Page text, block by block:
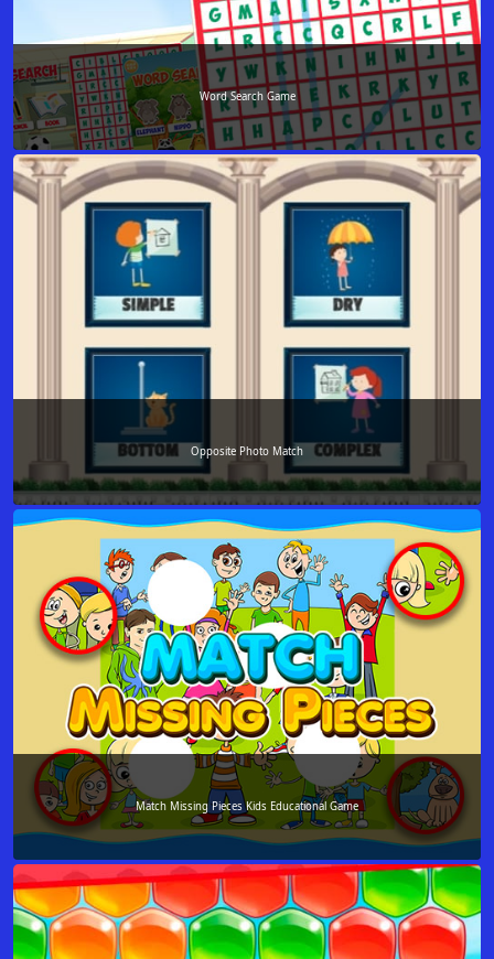
Word Search Game
Opposite Photo Match
Match Missing Pieces Kids Educational Game